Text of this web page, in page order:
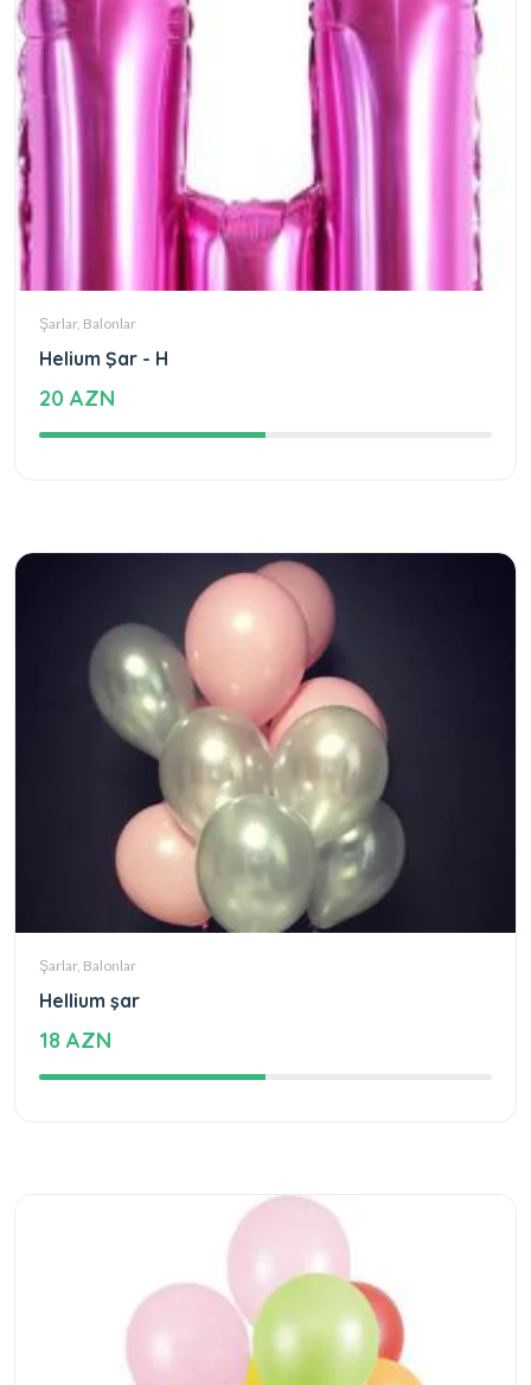
Şarlar, Balonlar
Helium Şar - H
20 AZN
Şarlar, Balonlar
Hellium şar
18 AZN